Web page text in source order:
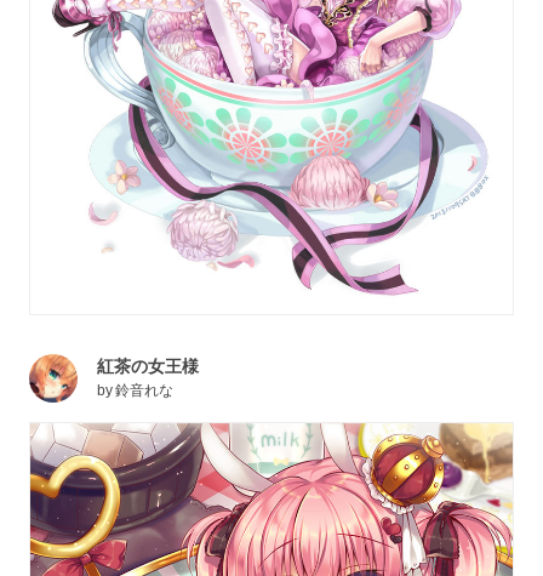
紅茶の女王様
by鈴音れな